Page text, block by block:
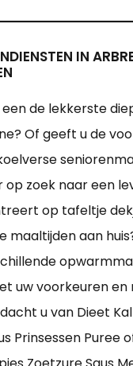
IN
een de lekkerste
Of geeft u de
op zoek naar een
op tafeltje
maaltijden aan
uw voorkeuren en
u van Dieet
Prinsessen Puree